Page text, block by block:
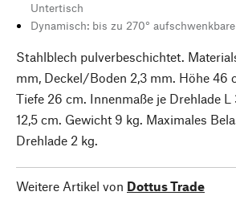
Untertisch
Dynamisch: bis zu 270°
Stahlblech pulverbeschichtet.
mm, Deckel/Boden 2,3 mm. Höhe 46
Tiefe 26 cm. Innenmaße je Drehlade L
12,5 cm. Gewicht 9 kg. Maximales
Drehlade 2 kg.
Weitere Artikel von Dottus Trade